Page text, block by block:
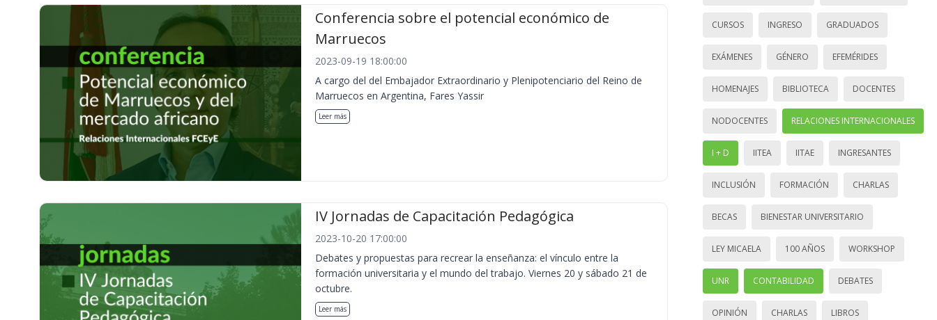
Conferencia sobre el potencial económico de
Marruecos
2023-09-19 18:00:00
A cargo del del Embajador Extraordinario y Plenipotenciario del Reino de
Marruecos en Argentina, Fares Yassir
Leer más
IV Jornadas de Capacitación Pedagógica
2023-10-20 17:00:00
Debates y propuestas para recrear la enseñanza: el vínculo entre la
formación universitaria y el mundo del trabajo. Viernes 20 y sábado 21 de
octubre.
Leer más
CURSOS INGRESO GRADUADOS
EXÁMENES GÉNERO EFEMÉRIDES
HOMENAJES BIBLIOTECA DOCENTES
NODOCENTES RELACIONES INTERNACIONALES
I + D IITEA IITAE INGRESANTES
INCLUSIÓN FORMACIÓN CHARLAS
BECAS BIENESTAR UNIVERSITARIO
LEY MICAELA 100 AÑOS WORKSHOP
UNR CONTABILIDAD DEBATES
OPINIÓN CHARLAS LIBROS